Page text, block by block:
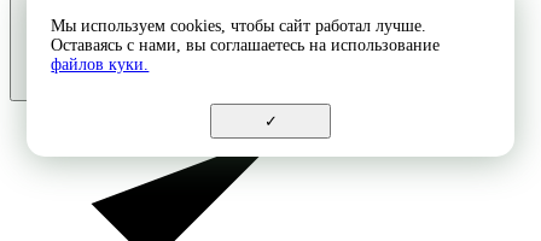
Мы используем cookies, чтобы сайт работал лучше.
Оставаясь с нами, вы соглашаетесь на использование
файлов куки.
✓